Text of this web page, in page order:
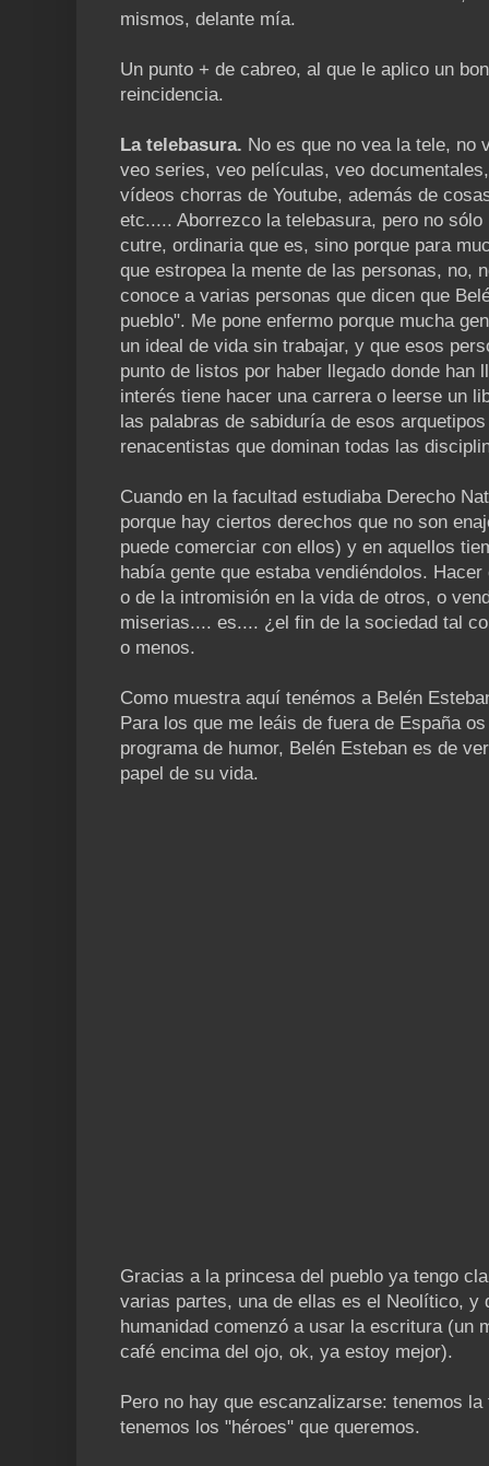
mismos, delante mía.
Un punto + de cabreo, al que le aplico un
reincidencia.
La telebasura. No es que no vea la tele, no
veo series, veo películas, veo
vídeos chorras de Youtube, además de
etc..... Aborrezco la telebasura, pero no
cutre, ordinaria que es, sino porque para
que estropea la mente de las personas, no,
conoce a varias personas que dicen que
pueblo". Me pone enfermo porque mucha
un ideal de vida sin trabajar, y que esos
punto de listos por haber llegado donde han
interés tiene hacer una carrera o leerse un
las palabras de sabiduría de esos
renacentistas que dominan todas las
Cuando en la facultad estudiaba Derecho
porque hay ciertos derechos que no son
puede comerciar con ellos) y en aquellos
había gente que estaba vendiéndolos.
o de la intromisión en la vida de otros, o
miserias.... es.... ¿el fin de la sociedad tal
o menos.
Como muestra aquí tenémos a Belén
Para los que me leáis de fuera de España
programa de humor, Belén Esteban es de
papel de su vida.
Gracias a la princesa del pueblo ya tengo
varias partes, una de ellas es el Neolítico, y
humanidad comenzó a usar la escritura (un
café encima del ojo, ok, ya estoy mejor).
Pero no hay que escanzalizarse: tenemos
tenemos los "héroes" que queremos.